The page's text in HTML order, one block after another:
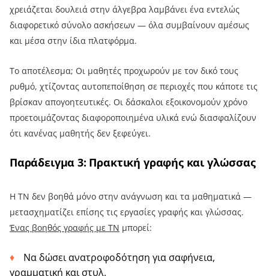
χρειάζεται δουλειά στην άλγεβρα λαμβάνει ένα εντελώς
διαφορετικό σύνολο ασκήσεων — όλα συμβαίνουν αμέσως
και μέσα στην ίδια πλατφόρμα.
Το αποτέλεσμα; Οι μαθητές προχωρούν με τον δικό τους
ρυθμό, χτίζοντας αυτοπεποίθηση σε περιοχές που κάποτε τις
βρίσκαν απογοητευτικές. Οι δάσκαλοι εξοικονομούν χρόνο
προετοιμάζοντας διαφοροποιημένα υλικά ενώ διασφαλίζουν
ότι κανένας μαθητής δεν ξεφεύγει.
Παράδειγμα 3: Πρακτική γραφής και γλώσσας
Η ΤΝ δεν βοηθά μόνο στην ανάγνωση και τα μαθηματικά —
μετασχηματίζει επίσης τις εργασίες γραφής και γλώσσας.
Ένας βοηθός γραφής με ΤΝ μπορεί:
Να δώσει ανατροφοδότηση για σαφήνεια,
γραμματική και στυλ.